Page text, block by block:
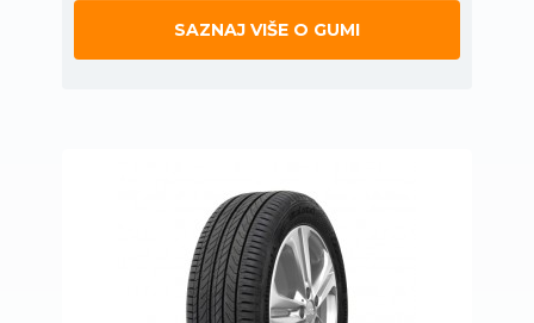
SAZNAJ VIŠE O GUMI